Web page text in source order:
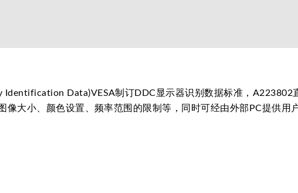
Identification Data)VESA制订DDC显示器识别数据标准，A223802
像大小、颜色设置、频率范围的限制等，同时可经由外部PC提供